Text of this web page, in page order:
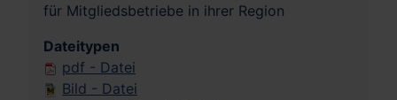
für Mitgliedsbetriebe in ihrer Region
Dateitypen
pdf - Datei
Bild - Datei